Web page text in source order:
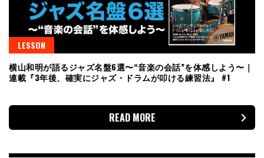
LESSON
横山和明が語るジャズ名盤6選〜“音楽の会話”を体感しよう〜｜
連載『3年後、確実にジャズ・ドラムが叩ける練習法』 #1
READ MORE